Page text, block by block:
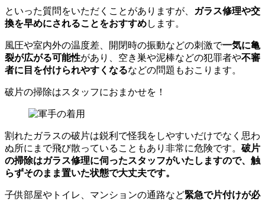
といった質問をいただくことがありますが、
ガラス修理や交
換を早めにされることをおすすめします。
風圧や室内外の温度差、開閉時の振動などの刺激で一気に亀
裂が広がる可能性があり、空き巣や泥棒などの犯罪者や不審
者に目を付けられやすくなるなどの問題もおこります。
破片の掃除はスタッフにおまかせを！
割れたガラスの破片は鋭利で怪我をしやすいだけでなく思わ
ぬ所にまで飛び散っていることもあり非常に危険です。 破片
の掃除はガラス修理に伺ったスタッフがいたしますので、触
らずそのまま置いた状態で大丈夫です。
子供部屋やトイレ、マンションの通路など緊急で片付けが必